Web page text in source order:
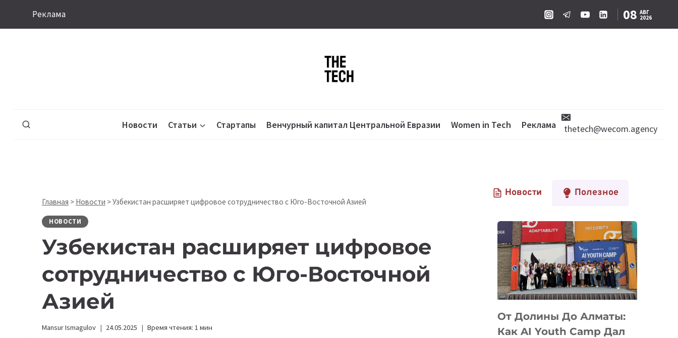
Реклама 08 АВГ
2026
Новости Статьи Стартапы Венчурный капитал Центральной Евразии Women in Tech Реклама thetech@wecom.agency
Главная > Новости >Узбекистан расширяет цифровое сотрудничество с Юго-Восточной Азией
НОВОСТИ
Узбекистан расширяет цифровое
сотрудничество с Юго-Восточной
Азией
Mansur Ismagulov 24.05.2025 Время чтения: 1 мин
Новости Полезное
От Долины До Алматы:
Как AI Youth Camp Дал